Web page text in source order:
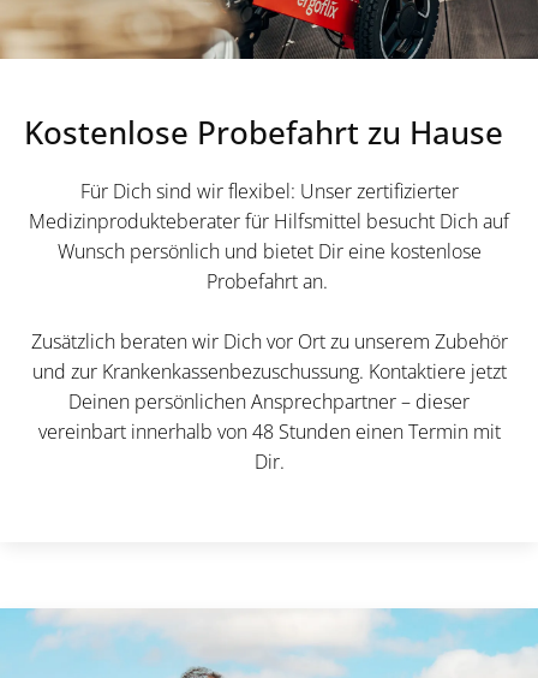
Kostenlose Probefahrt zu Hause
Für Dich sind wir flexibel: Unser zertifizierter
Medizinprodukteberater für Hilfsmittel besucht Dich auf
Wunsch persönlich und bietet Dir eine kostenlose
Probefahrt an.
Zusätzlich beraten wir Dich vor Ort zu unserem Zubehör
und zur Krankenkassenbezuschussung. Kontaktiere jetzt
Deinen persönlichen Ansprechpartner – dieser
vereinbart innerhalb von 48 Stunden einen Termin mit
Dir.